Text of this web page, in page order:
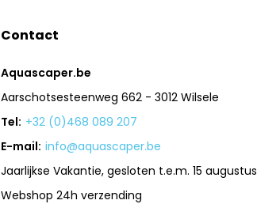
Contact
Aquascaper.be
Aarschotsesteenweg 662 - 3012 Wilsele
Tel: +32 (0)468 089 207
E-mail: info@aquascaper.be
Jaarlijkse Vakantie, gesloten t.e.m. 15 augustus
Webshop 24h verzending